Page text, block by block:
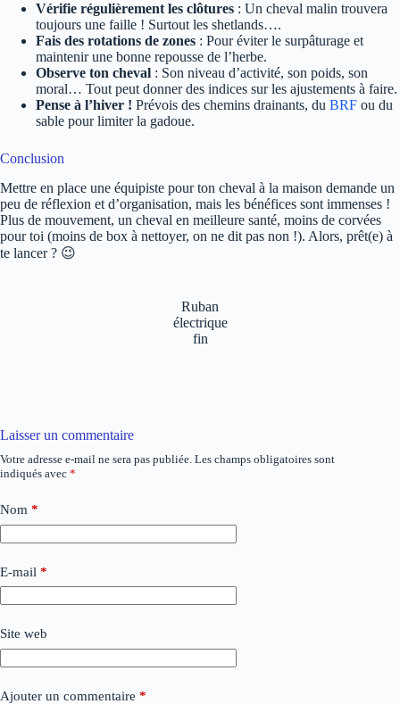
Vérifie régulièrement les clôtures : Un cheval malin trouvera
toujours une faille ! Surtout les shetlands….
Fais des rotations de zones : Pour éviter le surpâturage et
maintenir une bonne repousse de l’herbe.
Observe ton cheval : Son niveau d’activité, son poids, son
moral… Tout peut donner des indices sur les ajustements à faire.
Pense à l’hiver ! Prévois des chemins drainants, du BRF ou du
sable pour limiter la gadoue.
Conclusion
Mettre en place une équipiste pour ton cheval à la maison demande un
peu de réflexion et d’organisation, mais les bénéfices sont immenses !
Plus de mouvement, un cheval en meilleure santé, moins de corvées
pour toi (moins de box à nettoyer, on ne dit pas non !). Alors, prêt(e) à
te lancer ? 😉
Ruban
électrique
fin
Laisser un commentaire
Votre adresse e-mail ne sera pas publiée. Les champs obligatoires sont
indiqués avec *
Nom *
E-mail *
Site web
Ajouter un commentaire *